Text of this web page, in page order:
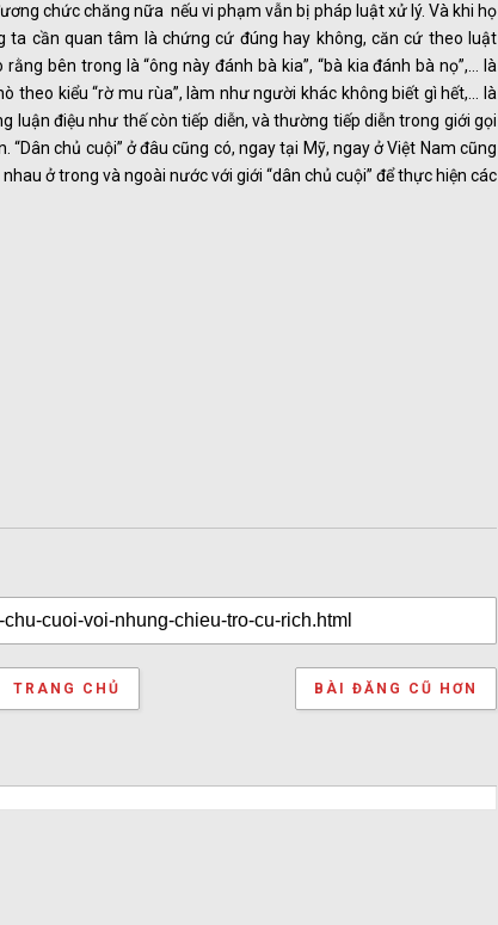
chức chăng nữa nếu vi phạm vẫn bị pháp luật xử lý. Và khi họ
ta cần quan tâm là chứng cứ đúng hay không, căn cứ theo luật
bên trong là “ông này đánh bà kia”, “bà kia đánh bà nọ”,… là
theo kiểu “rờ mu rùa”, làm như người khác không biết gì hết,… là
luận điệu như thế còn tiếp diễn, và thường tiếp diễn trong giới gọi
“Dân chủ cuội” ở đâu cũng có, ngay tại Mỹ, ngay ở Việt Nam cũng
ở trong và ngoài nước với giới “dân chủ cuội” để thực hiện các
BÀI ĐĂNG CŨ HƠN
TRANG CHỦ